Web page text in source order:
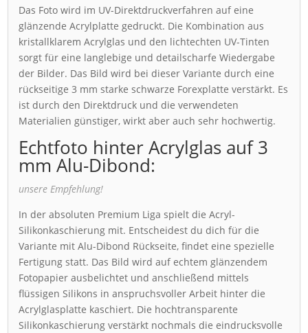
Das Foto wird im UV-Direktdruckverfahren auf eine
glänzende Acrylplatte gedruckt. Die Kombination aus
kristallklarem Acrylglas und den lichtechten UV-Tinten
sorgt für eine langlebige und detailscharfe Wiedergabe
der Bilder. Das Bild wird bei dieser Variante durch eine
rückseitige 3 mm starke schwarze Forexplatte verstärkt. Es
ist durch den Direktdruck und die verwendeten
Materialien günstiger, wirkt aber auch sehr hochwertig.
Echtfoto hinter Acrylglas auf 3
mm Alu-Dibond:
unsere Empfehlung!
In der absoluten Premium Liga spielt die Acryl-
Silikonkaschierung mit. Entscheidest du dich für die
Variante mit Alu-Dibond Rückseite, findet eine spezielle
Fertigung statt. Das Bild wird auf echtem glänzendem
Fotopapier ausbelichtet und anschließend mittels
flüssigen Silikons in anspruchsvoller Arbeit hinter die
Acrylglasplatte kaschiert. Die hochtransparente
Silikonkaschierung verstärkt nochmals die eindrucksvolle